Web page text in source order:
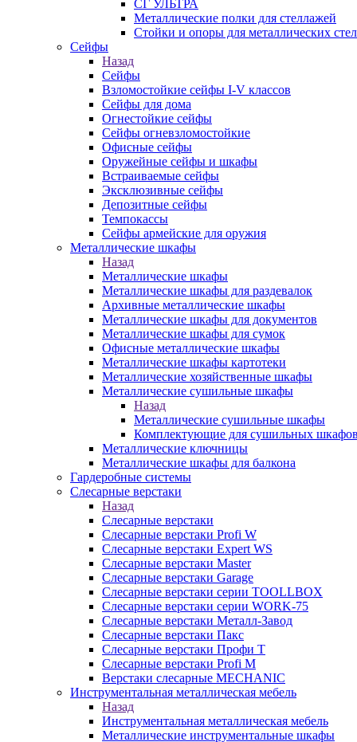
СГ УЛЬТРА
Металлические полки для стеллажей
Стойки и опоры для металлических
Сейфы
Назад
Сейфы
Взломостойкие сейфы I-V классов
Сейфы для дома
Огнестойкие сейфы
Сейфы огневзломостойкие
Офисные сейфы
Оружейные сейфы и шкафы
Встраиваемые сейфы
Эксклюзивные сейфы
Депозитные сейфы
Темпокассы
Сейфы армейские для оружия
Металлические шкафы
Назад
Металлические шкафы
Металлические шкафы для раздевалок
Архивные металлические шкафы
Металлические шкафы для документов
Металлические шкафы для сумок
Офисные металлические шкафы
Металлические шкафы картотеки
Металлические хозяйственные шкафы
Металлические сушильные шкафы
Назад
Металлические сушильные шкафы
Комплектующие для сушильных шкафов
Металлические ключницы
Металлические шкафы для балкона
Гардеробные системы
Слесарные верстаки
Назад
Слесарные верстаки
Слесарные верстаки Profi W
Слесарные верстаки Expert WS
Слесарные верстаки Master
Слесарные верстаки Garage
Слесарные верстаки серии TOOLLBOX
Слесарные верстаки серии WORK-75
Слесарные верстаки Металл-Завод
Слесарные верстаки Пакс
Слесарные верстаки Профи Т
Слесарные верстаки Profi M
Верстаки слесарные MECHANIC
Инструментальная металлическая мебель
Назад
Инструментальная металлическая мебель
Металлические инструментальные шкафы